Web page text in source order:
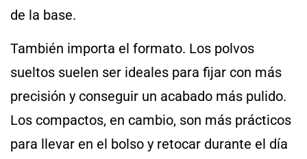
de la base.
También importa el formato. Los polvos
sueltos suelen ser ideales para fijar con más
precisión y conseguir un acabado más pulido.
Los compactos, en cambio, son más prácticos
para llevar en el bolso y retocar durante el día